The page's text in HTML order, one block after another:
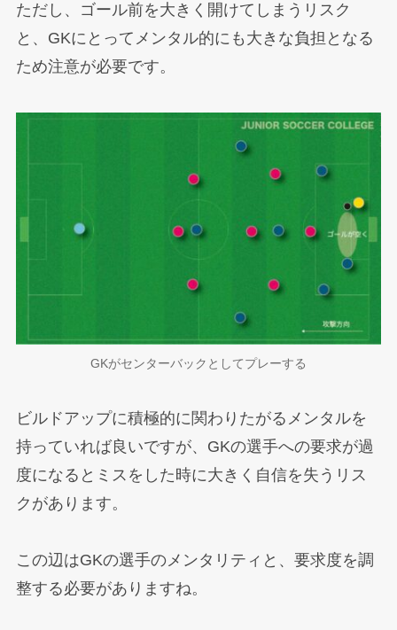
ただし、ゴール前を大きく開けてしまうリスク
と、GKにとってメンタル的にも大きな負担となる
ため注意が必要です。
GKがセンターバックとしてプレーする
ビルドアップに積極的に関わりたがるメンタルを
持っていれば良いですが、GKの選手への要求が過
度になるとミスをした時に大きく自信を失うリス
クがあります。
この辺はGKの選手のメンタリティと、要求度を調
整する必要がありますね。